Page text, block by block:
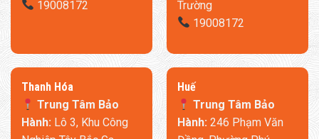
19008172
Trường
19008172
Thanh Hóa
Trung Tâm Bảo
Hành:Lô 3, Khu Công
​Huế
Trung Tâm Bảo
Hành:246 Phạm Văn